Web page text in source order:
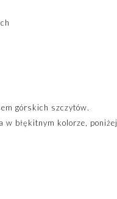
górskich szczytów.
błękitnym kolorze, poniżej